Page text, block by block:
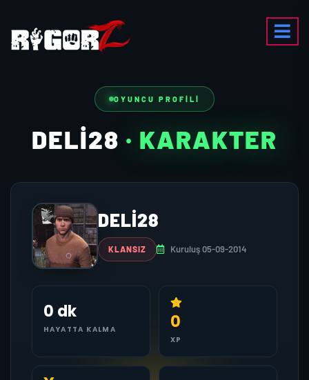
OYUNCU PROFILI
DELI28 · KARAKTER
DELI28
KLANSIZ Kuruluş 05-09-2014
0 dk
HAYATTA KALMA 0
XP